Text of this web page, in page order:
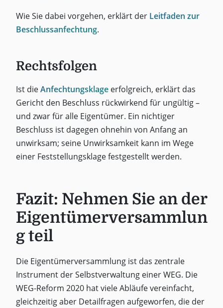
Wie Sie dabei vorgehen, erklärt der Leitfaden zur
Beschlussanfechtung.
Rechtsfolgen
Ist dieAnfechtungsklageerfolgreich, erklärt das
Gericht den Beschluss rückwirkend für ungültig –
und zwar für alle Eigentümer. Ein nichtiger
Beschluss ist dagegen ohnehin von Anfang an
unwirksam; seine Unwirksamkeit kann im Wege
einer Feststellungsklage festgestellt werden.
Fazit: Nehmen Sie an der
Eigentümerversammlun
g teil
Die Eigentümerversammlung ist das zentrale
Instrument der Selbstverwaltung einer WEG. Die
WEG-Reform 2020 hat viele Abläufe vereinfacht,
gleichzeitig aber Detailfragen aufgeworfen, die der